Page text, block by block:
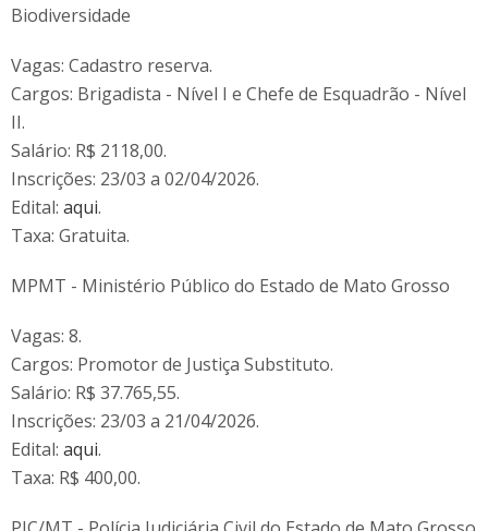
Biodiversidade
Vagas: Cadastro reserva.
Cargos: Brigadista - Nível I e Chefe de Esquadrão - Nível
II.
Salário: R$ 2118,00.
Inscrições: 23/03 a 02/04/2026.
Edital: aqui.
Taxa: Gratuita.
MPMT - Ministério Público do Estado de Mato Grosso
Vagas: 8.
Cargos: Promotor de Justiça Substituto.
Salário: R$ 37.765,55.
Inscrições: 23/03 a 21/04/2026.
Edital: aqui.
Taxa: R$ 400,00.